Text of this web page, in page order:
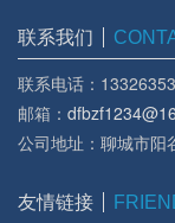
联系我们
联系电话：
邮箱：
公司地址：聊城市阳
友情链接